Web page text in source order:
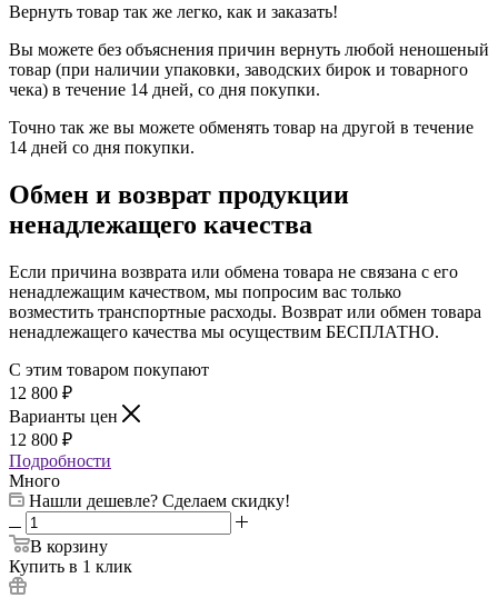
Вернуть товар так же легко, как и заказать!
Вы можете без объяснения причин вернуть любой неношеный
товар (при наличии упаковки, заводских бирок и товарного
чека) в течение 14 дней, со дня покупки.
Точно так же вы можете обменять товар на другой в течение
14 дней со дня покупки.
Обмен и возврат продукции
ненадлежащего качества
Если причина возврата или обмена товара не связана с его
ненадлежащим качеством, мы попросим вас только
возместить транспортные расходы. Возврат или обмен товара
ненадлежащего качества мы осуществим БЕСПЛАТНО.
С этим товаром покупают
12 800 ₽
Варианты цен
12 800 ₽
Подробности
Много
Нашли дешевле? Сделаем скидку!
В корзину
Купить в 1 клик